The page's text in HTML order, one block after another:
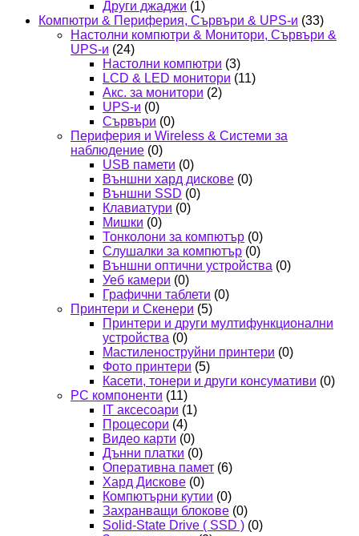
Други джаджи (1)
Компютри & Периферия, Сървъри & UPS-и (33)
Настолни компютри & Монитори, Сървъри &
UPS-и (24)
Настолни компютри (3)
LCD & LED монитори (11)
Акс. за монитори (2)
UPS-и (0)
Сървъри (0)
Периферия и Wireless & Системи за
наблюдение (0)
USB памети (0)
Външни хард дискове (0)
Външни SSD (0)
Клавиатури (0)
Мишки (0)
Тонколони за компютър (0)
Слушалки за компютър (0)
Външни оптични устройства (0)
Уеб камери (0)
Графични таблети (0)
Принтери и Скенери (5)
Принтери и други мултифункционални
устройства (0)
Мастиленоструйни принтери (0)
Фото принтери (5)
Касети, тонери и други консумативи (0)
PC компоненти (11)
IT аксесоари (1)
Процесори (4)
Видео карти (0)
Дънни платки (0)
Оперативна памет (6)
Хард Дискове (0)
Компютърни кутии (0)
Захранващи блокове (0)
Solid-State Drive ( SSD ) (0)